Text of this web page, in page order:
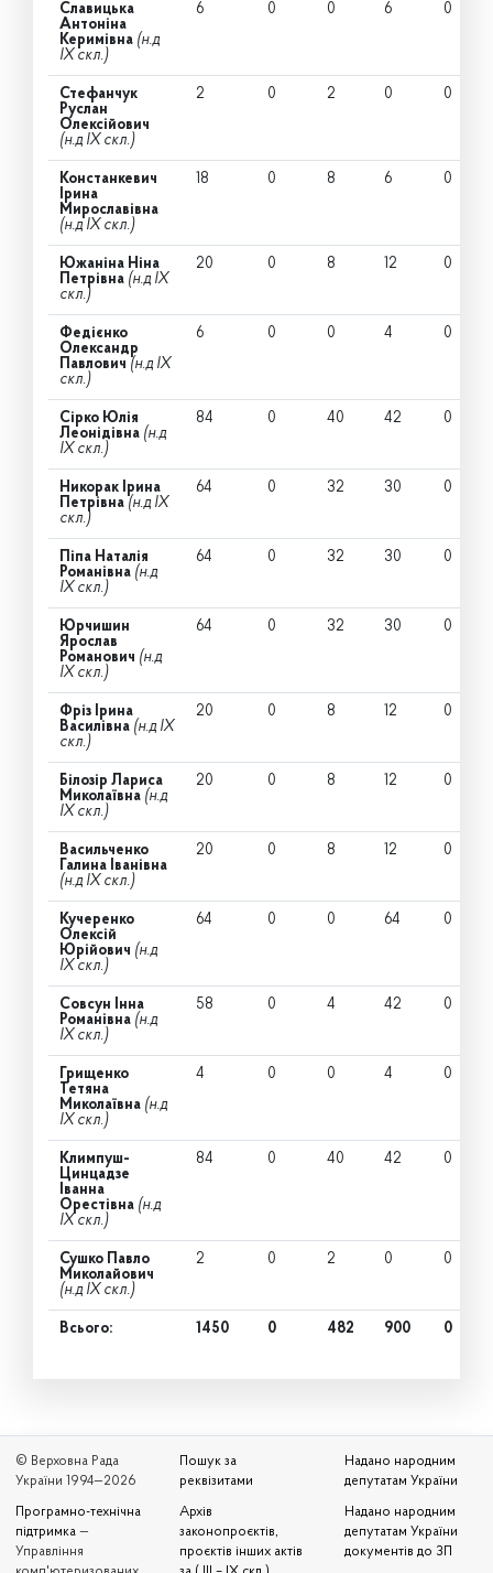
Славицька
Антоніна
Керимівна (н.д
IX скл.)
6 0 0 6 0
Стефанчук
Руслан
Олексійович
(н.д IX скл.)
2 0 2 0 0
Констанкевич
Ірина
Мирославівна
(н.д IX скл.)
18 0 8 6 0
Южаніна Ніна
Петрівна (н.д IX
скл.)
20 0 8 12 0
Федієнко
Олександр
Павлович (н.д IX
скл.)
6 0 0 4 0
Сірко Юлія
Леонідівна (н.д
IX скл.)
84 0 40 42 0
Никорак Ірина
Петрівна (н.д IX
скл.)
64 0 32 30 0
Піпа Наталія
Романівна (н.д
IX скл.)
64 0 32 30 0
Юрчишин
Ярослав
Романович (н.д
IX скл.)
64 0 32 30 0
Фріз Ірина
Василівна (н.д IX
скл.)
20 0 8 12 0
Білозір Лариса
Миколаївна (н.д
IX скл.)
20 0 8 12 0
Васильченко
Галина Іванівна
(н.д IX скл.)
20 0 8 12 0
Кучеренко
Олексій
Юрійович (н.д
IX скл.)
64 0 0 64 0
Совсун Інна
Романівна (н.д
IX скл.)
58 0 4 42 0
Грищенко
Тетяна
Миколаївна (н.д
IX скл.)
4 0 0 4 0
Климпуш-
Цинцадзе
Іванна
Орестівна (н.д
IX скл.)
84 0 40 42 0
Сушко Павло
Миколайович
(н.д IX скл.)
2 0 2 0 0
Всього: 1450 0 482 900 0
© Верховна Рада
України 1994—2026
Програмно-технічна
підтримка —
Управління
Пошук за
реквізитами
Архів
законопроєктів,
проєктів інших актів
Надано народним
депутатам України
Надано народним
депутатам України
документів до ЗП